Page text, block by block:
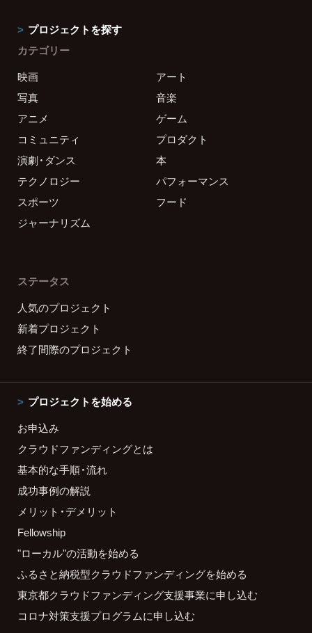
プロジェクトを探す
カテゴリー
映画
アート
写真
音楽
アニメ
ゲーム
コミュニティ
プロダクト
演劇・ダンス
本
テクノロジー
パフォーマンス
スポーツ
フード
ジャーナリズム
ステータス
人気のプロジェクト
新着プロジェクト
終了間際のプロジェクト
プロジェクトを始める
お申込み
クラウドファンディングとは
基本的な手順・流れ
成功事例の解説
メリット・デメリット
Fellowship
"ローカル"の活動を始める
ふるさと納税型クラウドファンディングを始める
東京都クラウドファンディング支援事業に申し込む
コロナ対策支援プログラムに申し込む